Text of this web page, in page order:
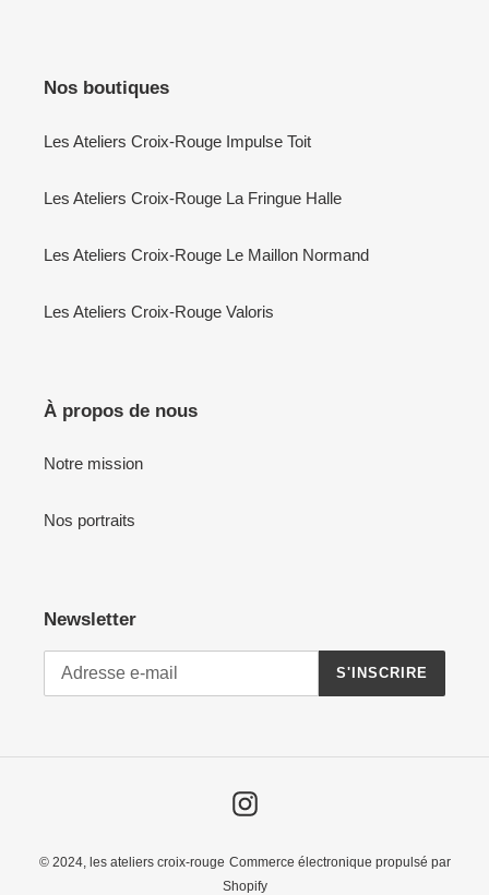
Nos boutiques
Les Ateliers Croix-Rouge Impulse Toit
Les Ateliers Croix-Rouge La Fringue Halle
Les Ateliers Croix-Rouge Le Maillon Normand
Les Ateliers Croix-Rouge Valoris
À propos de nous
Notre mission
Nos portraits
Newsletter
S'INSCRIRE
Instagram
© 2024, les ateliers croix-rouge Commerce électronique propulsé par
Shopify